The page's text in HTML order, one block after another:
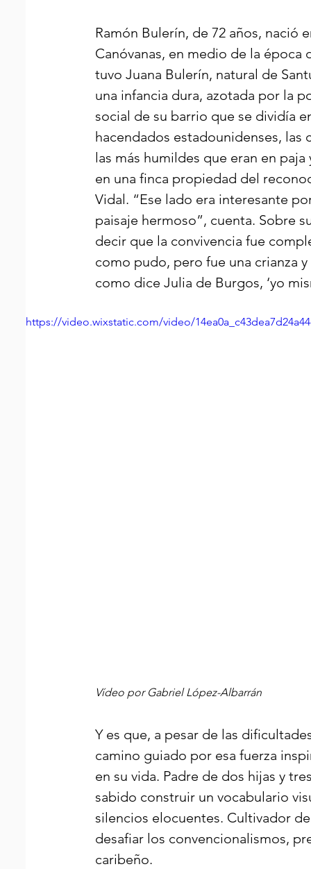
Ramón Bulerín, de 72 años, nació
Canóvanas, en medio de la
tuvo Juana Bulerín, natural de
una infancia dura, azotada por la
social de su barrio que se dividía
hacendados estadounidenses, las
las más humildes que eran en
en una finca propiedad del
Vidal. “Ese lado era interesante
paisaje hermoso”, cuenta. Sobre
decir que la convivencia fue
como pudo, pero fue una crianza
como dice Julia de Burgos, ‘yo
https://video.wixstatic.com/video/
Vídeo por Gabriel López-Albarrán
Y es que, a pesar de las
camino guiado por esa fuerza
en su vida. Padre de dos hijas y
sabido construir un vocabulario
silencios elocuentes. Cultivador
desafiar los convencionalismos,
caribeño.